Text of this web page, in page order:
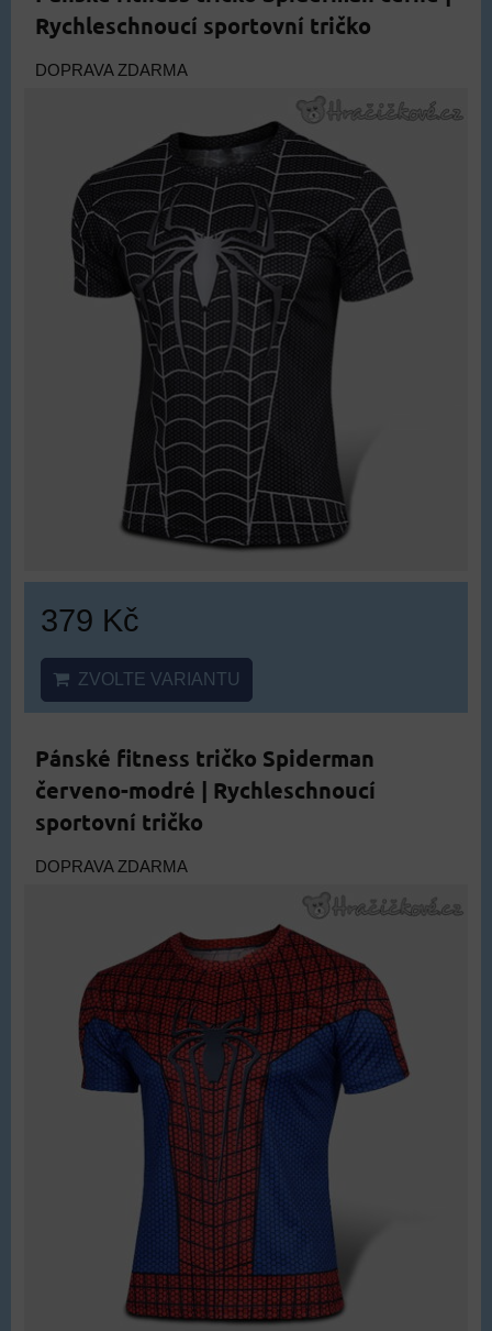
Rychleschnoucí sportovní tričko
DOPRAVA ZDARMA
379 Kč
ZVOLTE VARIANTU
Pánské fitness tričko Spiderman
červeno-modré | Rychleschnoucí
sportovní tričko
DOPRAVA ZDARMA